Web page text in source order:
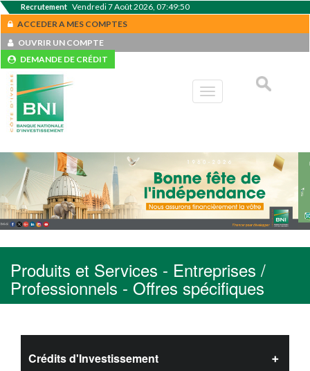
Recrutement Vendredi 7 Août 2026, 07:49:51
ACCEDER A MES COMPTES
OUVRIR UN COMPTE
DEMANDE DE CRÉDIT
Toggle
navigation
Produits et Services - Entreprises /
Professionnels - Offres spécifiques
Crédits d'Investissement